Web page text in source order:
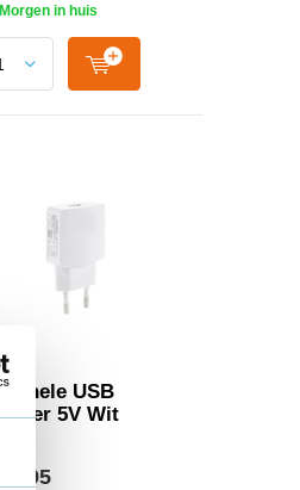
in huis
USB
5V Wit
14,95